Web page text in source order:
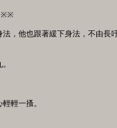
　　　　　　　　　　　　
，他也跟著緩下身法，不由長
輕一搔。